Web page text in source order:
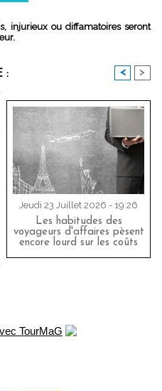
injurieux ou diffamatoires seront
: < >
Jeudi 23 Juillet 2026 - 19:26
Les habitudes des
voyageurs d'affaires pèsent
encore lourd sur les coûts